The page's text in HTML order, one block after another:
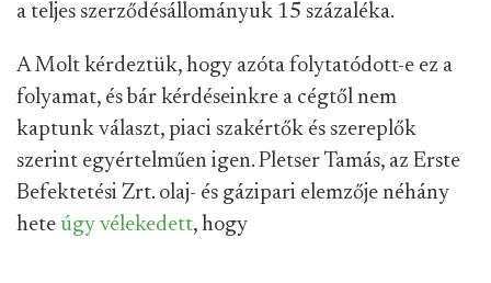
a teljes szerződésállományuk 15 százaléka.
A Molt kérdeztük, hogy azóta folytatódott-e ez a
folyamat, és bár kérdéseinkre a cégtől nem
kaptunk választ, piaci szakértők és szereplők
szerint egyértelműen igen. Pletser Tamás, az Erste
Befektetési Zrt. olaj- és gázipari elemzője néhány
hete úgy vélekedett, hogy